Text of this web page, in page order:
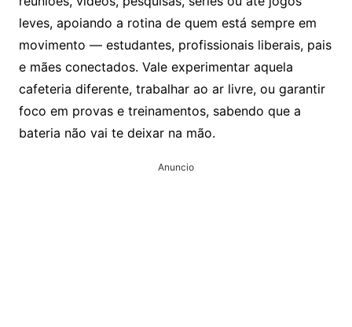
leves, apoiando a rotina de quem está sempre em
movimento — estudantes, profissionais liberais, pais
e mães conectados. Vale experimentar aquela
cafeteria diferente, trabalhar ao ar livre, ou garantir
foco em provas e treinamentos, sabendo que a
bateria não vai te deixar na mão.
Anuncio